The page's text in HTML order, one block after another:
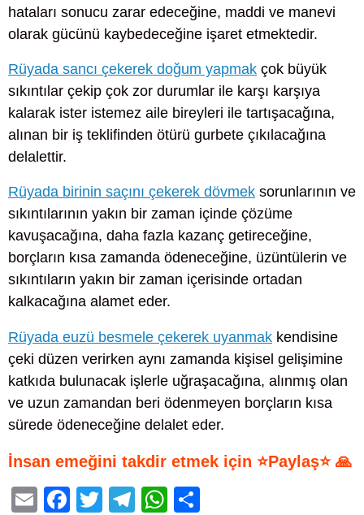
hataları sonucu zarar edeceğine, maddi ve manevi
olarak gücünü kaybedeceğine işaret etmektedir.
Rüyada sancı çekerek doğum yapmak çok büyük
sıkıntılar çekip çok zor durumlar ile karşı karşıya
kalarak ister istemez aile bireyleri ile tartışacağına,
alınan bir iş teklifinden ötürü gurbete çıkılacağına
delalettir.
Rüyada birinin saçını çekerek dövmek sorunlarının ve
sıkıntılarının yakın bir zaman içinde çözüme
kavuşacağına, daha fazla kazanç getireceğine,
borçların kısa zamanda ödeneceğine, üzüntülerin ve
sıkıntıların yakın bir zaman içerisinde ortadan
kalkacağına alamet eder.
Rüyada euzü besmele çekerek uyanmak kendisine
çeki düzen verirken aynı zamanda kişisel gelişimine
katkıda bulunacak işlerle uğraşacağına, alınmış olan
ve uzun zamandan beri ödenmeyen borçların kısa
sürede ödeneceğine delalet eder.
İnsan emeğini takdir etmek için ⭐Paylaş⭐ 🙏
E
F
T
T
W